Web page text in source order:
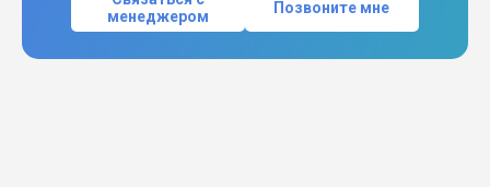
менеджером
Позвоните мне